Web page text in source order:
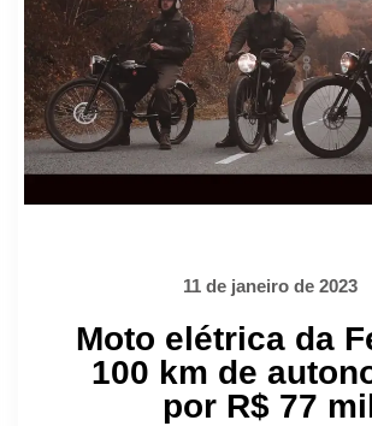
11 de janeiro de 2023
Moto elétrica da
100 km de
por R$ 77